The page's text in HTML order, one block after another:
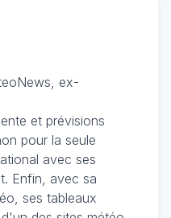
ex-
et prévisions
pour la seule
avec ses
Enfin, avec sa
ses tableaux